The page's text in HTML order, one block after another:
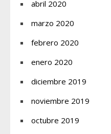
abril 2020
marzo 2020
febrero 2020
enero 2020
diciembre 2019
noviembre 2019
octubre 2019